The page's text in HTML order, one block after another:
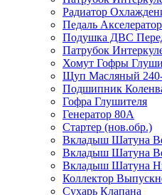
Радиатор
Педаль
Подушка ДВС
Патрубок
Хомут Гофры
Щуп Масляный
Подшипник
Гофра Глушителя
Генератор 80A
Стартер (нов.обр.)
Вкладыш Шатуна
Вкладыш Шатуна
Вкладыш Шатуна
Коллектор
Сухарь Клапана